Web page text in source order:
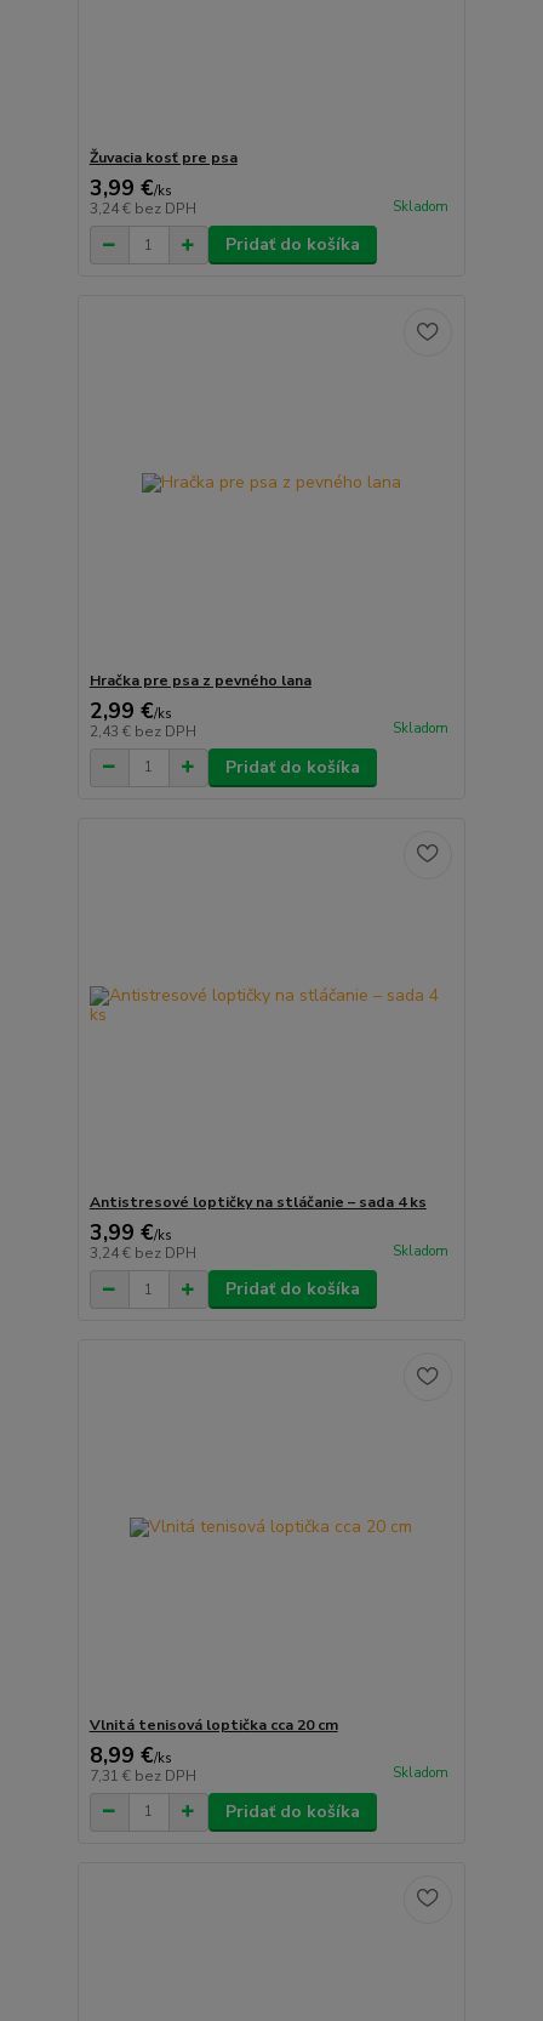
Žuvacia kosť pre psa
3,99 €/ks
3,24 € bez DPH Skladom
Pridať do košíka
Hračka pre psa z pevného lana
2,99 €/ks
2,43 € bez DPH Skladom
Pridať do košíka
Antistresové loptičky na stláčanie – sada 4 ks
3,99 €/ks
3,24 € bez DPH Skladom
Pridať do košíka
Vlnitá tenisová loptička cca 20 cm
8,99 €/ks
7,31 € bez DPH Skladom
Pridať do košíka